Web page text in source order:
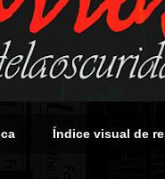
Índice visual de